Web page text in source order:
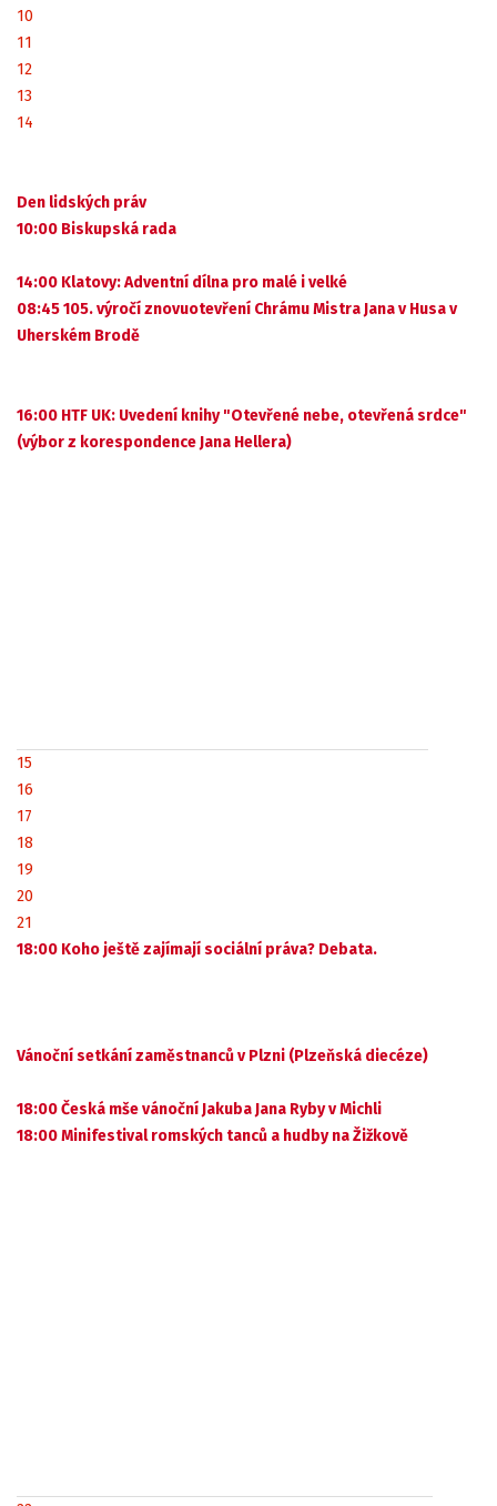
10
11
12
13
14
Den lidských práv
10:00 Biskupská rada
14:00 Klatovy: Adventní dílna pro malé i velké
08:45 105. výročí znovuotevření Chrámu Mistra Jana v Husa v
Uherském Brodě
16:00 HTF UK: Uvedení knihy "Otevřené nebe, otevřená srdce"
(výbor z korespondence Jana Hellera)
15
16
17
18
19
20
21
18:00 Koho ještě zajímají sociální práva? Debata.
Vánoční setkání zaměstnanců v Plzni (Plzeňská diecéze)
18:00 Česká mše vánoční Jakuba Jana Ryby v Michli
18:00 Minifestival romských tanců a hudby na Žižkově